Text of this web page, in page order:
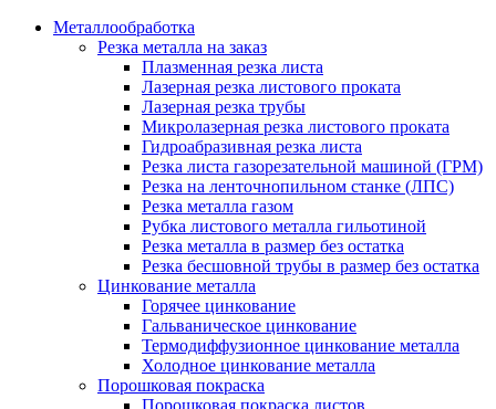
Металлообработка
Резка металла на заказ
Плазменная резка листа
Лазерная резка листового проката
Лазерная резка трубы
Микролазерная резка листового проката
Гидроабразивная резка листа
Резка листа газорезательной машиной (ГРМ)
Резка на ленточнопильном станке (ЛПС)
Резка металла газом
Рубка листового металла гильотиной
Резка металла в размер без остатка
Резка бесшовной трубы в размер без остатка
Цинкование металла
Горячее цинкование
Гальваническое цинкование
Термодиффузионное цинкование металла
Холодное цинкование металла
Порошковая покраска
Порошковая покраска листов